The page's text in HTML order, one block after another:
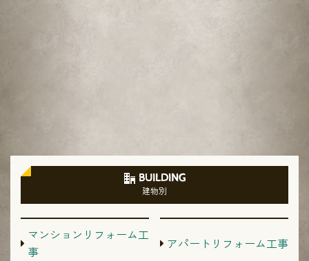
BUILDING
建物別
マンションリフォーム工
事
アパートリフォーム工事